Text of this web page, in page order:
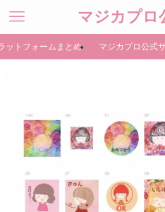
マジカプロ
ットフォームまとめ マジカプロ公式